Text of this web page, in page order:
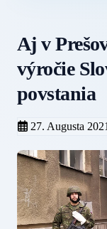
Aj v
výročie
povstania
27. Augusta 2021